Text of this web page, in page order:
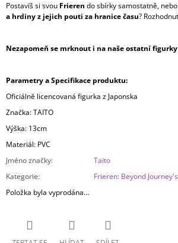
Postavíš si svou Frieren do sbírky samostatně,
a hrdiny z jejich pouti za hranice času?
Nezapomeň se mrknout i na naše ostatní
Parametry a Specifikace produktu:
Oficiálně licencovaná figurka z Japonska
Značka: TAITO
Výška: 13cm
Materiál: PVC
Jméno značky:
Taito
Kategorie:
Frieren: Beyond
Položka byla vyprodána…